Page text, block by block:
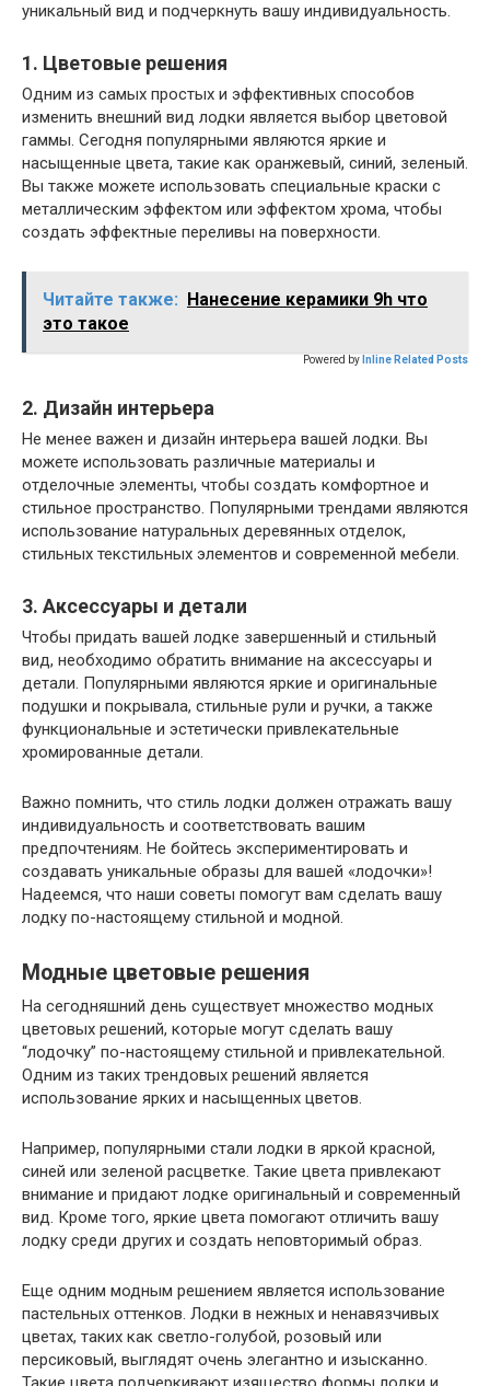
уникальный вид и подчеркнуть вашу индивидуальность.
1. Цветовые решения
Одним из самых простых и эффективных способов
изменить внешний вид лодки является выбор цветовой
гаммы. Сегодня популярными являются яркие и
насыщенные цвета, такие как оранжевый, синий, зеленый.
Вы также можете использовать специальные краски с
металлическим эффектом или эффектом хрома, чтобы
создать эффектные переливы на поверхности.
Читайте также: Нанесение керамики 9h что
это такое
Powered by Inline Related Posts
2. Дизайн интерьера
Не менее важен и дизайн интерьера вашей лодки. Вы
можете использовать различные материалы и
отделочные элементы, чтобы создать комфортное и
стильное пространство. Популярными трендами являются
использование натуральных деревянных отделок,
стильных текстильных элементов и современной мебели.
3. Аксессуары и детали
Чтобы придать вашей лодке завершенный и стильный
вид, необходимо обратить внимание на аксессуары и
детали. Популярными являются яркие и оригинальные
подушки и покрывала, стильные рули и ручки, а также
функциональные и эстетически привлекательные
хромированные детали.
Важно помнить, что стиль лодки должен отражать вашу
индивидуальность и соответствовать вашим
предпочтениям. Не бойтесь экспериментировать и
создавать уникальные образы для вашей «лодочки»!
Надеемся, что наши советы помогут вам сделать вашу
лодку по-настоящему стильной и модной.
Модные цветовые решения
На сегодняшний день существует множество модных
цветовых решений, которые могут сделать вашу
“лодочку” по-настоящему стильной и привлекательной.
Одним из таких трендовых решений является
использование ярких и насыщенных цветов.
Например, популярными стали лодки в яркой красной,
синей или зеленой расцветке. Такие цвета привлекают
внимание и придают лодке оригинальный и современный
вид. Кроме того, яркие цвета помогают отличить вашу
лодку среди других и создать неповторимый образ.
Еще одним модным решением является использование
пастельных оттенков. Лодки в нежных и ненавязчивых
цветах, таких как светло-голубой, розовый или
персиковый, выглядят очень элегантно и изысканно.